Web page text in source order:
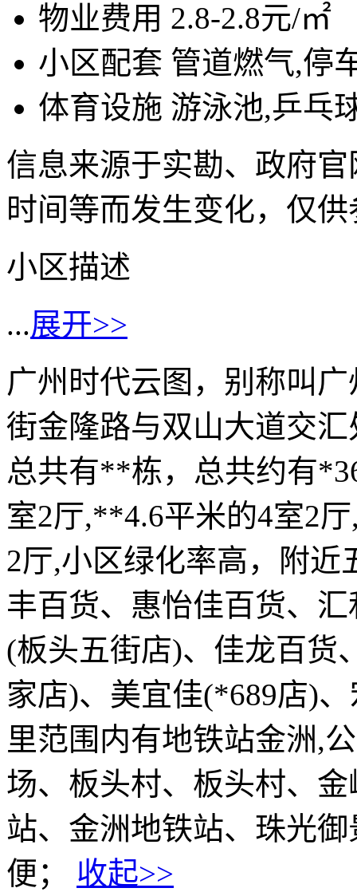
物业费用 2.8-2.8元/㎡
小区配套 管道燃气,停
体育设施 游泳池,乒乓
信息来源于实勘、政府
时间等而发生变化，仅
小区描述
...展开>>
广州时代云图，别称叫
街金隆路与双山大道交
总共有**栋，总共约有
室2厅,**4.6平米的4室2
2厅,小区绿化率高，附近
丰百货、惠怡佳百货、
(板头五街店)、佳龙百货
家店)、美宜佳(*689店)
里范围内有地铁站金洲,
场、板头村、板头村、
站、金洲地铁站、珠光
便； 收起>>